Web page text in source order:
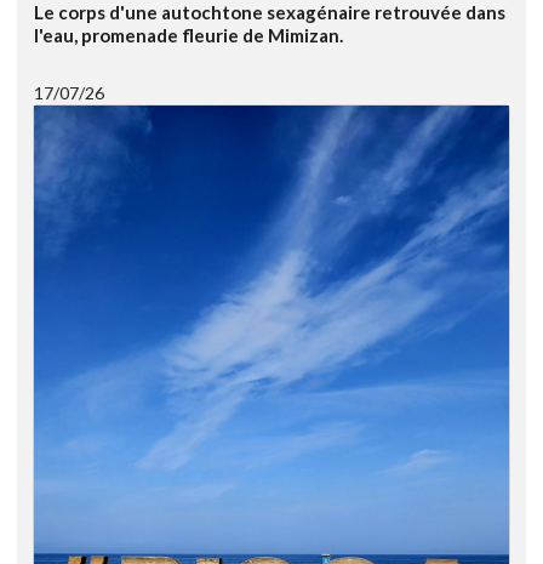
Le corps d'une autochtone sexagénaire retrouvée dans
l'eau, promenade fleurie de Mimizan.
17/07/26